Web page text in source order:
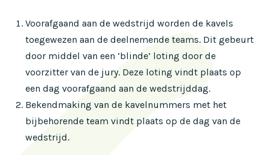
Voorafgaand aan de wedstrijd worden de kavels
toegewezen aan de deelnemende teams. Dit gebeurt
door middel van een ‘blinde’ loting door de
voorzitter van de jury. Deze loting vindt plaats op
een dag voorafgaand aan de wedstrijddag.
Bekendmaking van de kavelnummers met het
bijbehorende team vindt plaats op de dag van de
wedstrijd.